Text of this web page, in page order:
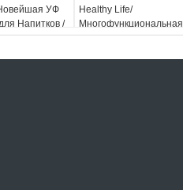
УФ
Напитков /
Healthy Life/
Многофункциональная
печь для